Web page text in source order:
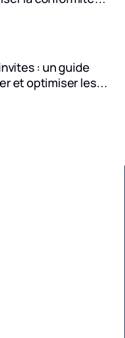
: un guide
et optimiser les